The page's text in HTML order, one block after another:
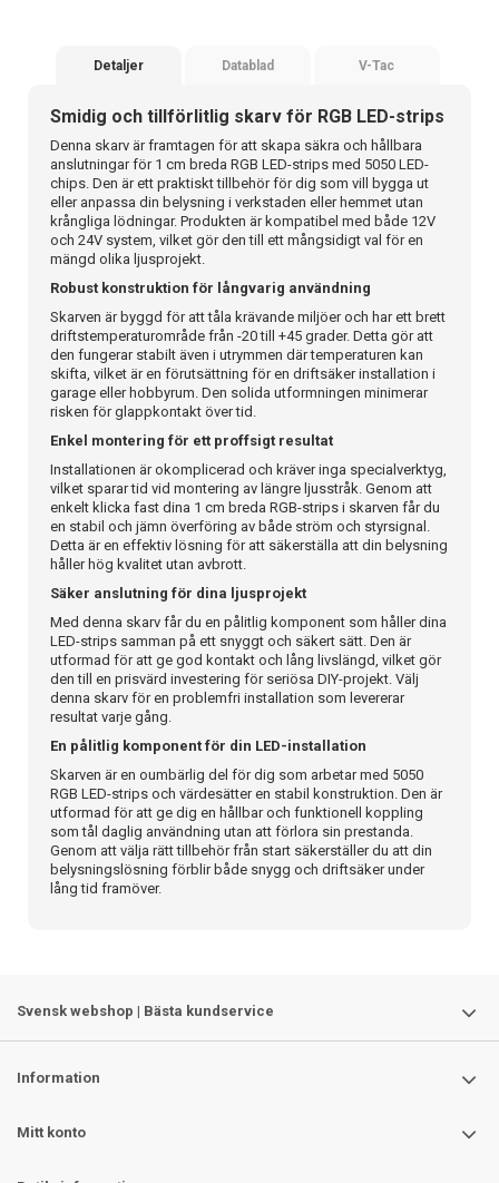
Detaljer Datablad V-Tac
Smidig och tillförlitlig skarv för RGB LED-strips
Denna skarv är framtagen för att skapa säkra och hållbara
anslutningar för 1 cm breda RGB LED-strips med 5050 LED-
chips. Den är ett praktiskt tillbehör för dig som vill bygga ut
eller anpassa din belysning i verkstaden eller hemmet utan
krångliga lödningar. Produkten är kompatibel med både 12V
och 24V system, vilket gör den till ett mångsidigt val för en
mängd olika ljusprojekt.
Robust konstruktion för långvarig användning
Skarven är byggd för att tåla krävande miljöer och har ett brett
driftstemperaturområde från -20 till +45 grader. Detta gör att
den fungerar stabilt även i utrymmen där temperaturen kan
skifta, vilket är en förutsättning för en driftsäker installation i
garage eller hobbyrum. Den solida utformningen minimerar
risken för glappkontakt över tid.
Enkel montering för ett proffsigt resultat
Installationen är okomplicerad och kräver inga specialverktyg,
vilket sparar tid vid montering av längre ljusstråk. Genom att
enkelt klicka fast dina 1 cm breda RGB-strips i skarven får du
en stabil och jämn överföring av både ström och styrsignal.
Detta är en effektiv lösning för att säkerställa att din belysning
håller hög kvalitet utan avbrott.
Säker anslutning för dina ljusprojekt
Med denna skarv får du en pålitlig komponent som håller dina
LED-strips samman på ett snyggt och säkert sätt. Den är
utformad för att ge god kontakt och lång livslängd, vilket gör
den till en prisvärd investering för seriösa DIY-projekt. Välj
denna skarv för en problemfri installation som levererar
resultat varje gång.
En pålitlig komponent för din LED-installation
Skarven är en oumbärlig del för dig som arbetar med 5050
RGB LED-strips och värdesätter en stabil konstruktion. Den är
utformad för att ge dig en hållbar och funktionell koppling
som tål daglig användning utan att förlora sin prestanda.
Genom att välja rätt tillbehör från start säkerställer du att din
belysningslösning förblir både snygg och driftsäker under
lång tid framöver.
Svensk webshop | Bästa kundservice
Information
Mitt konto